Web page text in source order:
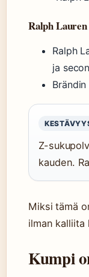
Ralph Lauren
Ralph
ja
Z-
kauden.
Miksi tämä
ilman
Kumpi